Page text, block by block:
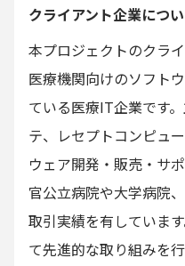
クライアント企業につ
本プロジェクトのクラ
医療機関向けのソフト
ている医療IT企業です
テ、レセプトコンピュ
ウェア開発・販売・サ
官公立病院や大学病院
取引実績を有していま
て先進的な取り組みを